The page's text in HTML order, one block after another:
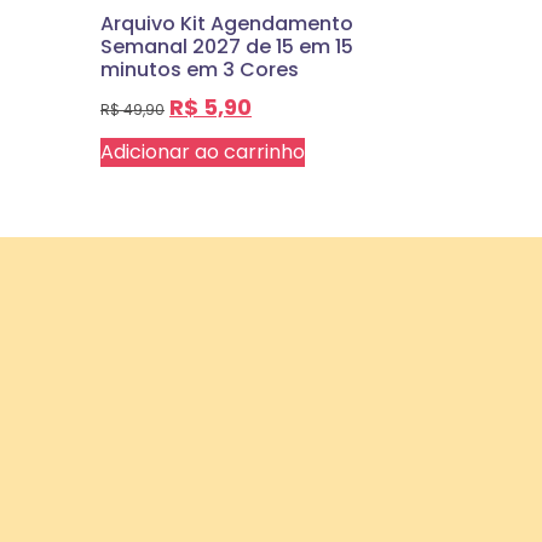
Arquivo Kit Agendamento
Semanal 2027 de 15 em 15
minutos em 3 Cores
R$49,90 R$ 5,90
Adicionar ao carrinho